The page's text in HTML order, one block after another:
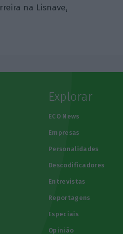
na Lisnave,
Explorar
ECO News
Empresas
Personalidades
Descodificadores
Entrevistas
Reportagens
Especiais
Opinião